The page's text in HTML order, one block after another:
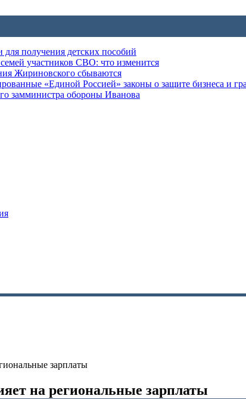
для получения детских пособий
участников СВО: что изменится
Жириновского сбываются
«Единой Россией» законы о защите бизнеса и
замминистра обороны Иванова
зарплаты
на региональные зарплаты